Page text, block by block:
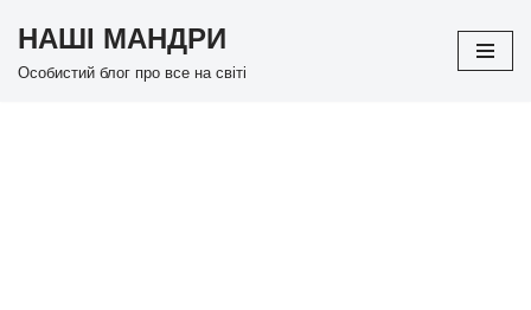
Перейти
НАШІ МАНДРИ
Особистий блог про все на світі